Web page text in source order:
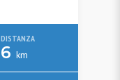
DISTANZA
6 km